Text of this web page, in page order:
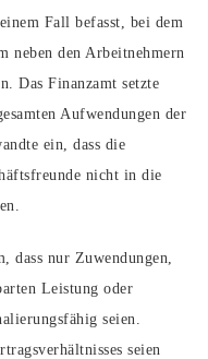
Fall befasst, bei dem
neben den Arbeitnehmern
Das Finanzamt setzte
Aufwendungen der
ein, dass die
nicht in die
dass nur Zuwendungen,
Leistung oder
seien.
seien